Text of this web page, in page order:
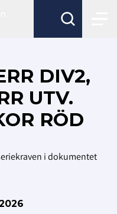
DIV2,
UTV.
RÖD
i dokumentet